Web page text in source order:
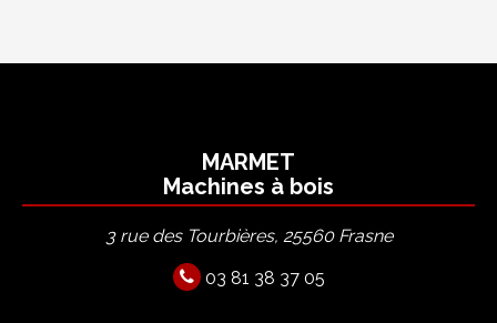
MARMET
Machines à bois
3 rue des Tourbières, 25560 Frasne
03 81 38 37 05